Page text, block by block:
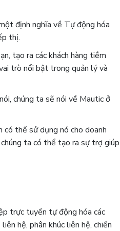
định nghĩa về Tự động hóa
thị.
tạo ra các khách hàng tiềm
trò nổi bật trong quản lý và
chúng ta sẽ nói về Mautic ​​ở
có thể sử dụng nó cho doanh
ta có thể tạo ra sự trợ giúp
trực tuyến tự động hóa các
hệ, phân khúc liên hệ, chiến